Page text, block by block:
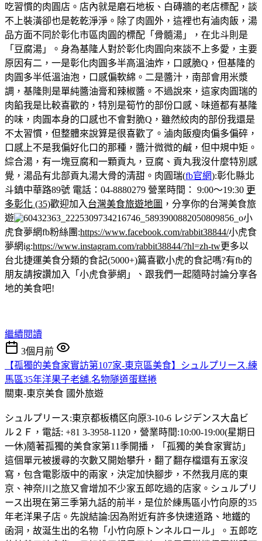
吃習慣的肉圓店。 店內就是磨石地板、白磚牆的老店標配，談
不上裝潢卻也是乾乾淨淨。 除了肉圓外，這裡也有滷肉飯，湯
品方面不同於彰化市區肉圓的標配「骨髓湯」，在北斗則是
「豆腐湯」。 身為基隆人對於彰化肉圓向來談不上多愛，主要
原因有二，一是彰化肉圓多半高溫油炸，口感脆Q，但基隆的
肉圓多半低溫油泡，口感偏軟綿。二是醬汁，南部會用米漿
調，基隆則是單純醬油膏和辣椒醬。不過說來，這家肉圓瑞的
肉餡我是比較喜歡的，特別是筍竹的部份口感、味道都有基隆
的味，肉圓本身的口感也不會對脆Q，雖然絞肉的部份我還是
不太習慣，但整體來說算是很喜歡了。 滷肉飯瘦肉偏多偏碎，
口感上不是我偏好化口的那種，醬汁微微的鹹，但中規中矩。
綜合湯，有一塊豆腐和一顆貢丸，豆腐、貢丸我沒什麼特別感
覺，湯品有北部貢丸湯大骨的清甜。 肉圓瑞(fb官網):彰化縣北
斗鎮中華路89號 電話：04-8880279 營業時間： 9:00～19:30 更
多彰化 (35)歡迎加入 台灣美食旅遊地圖 ，分享你的台灣美食旅
遊
小
虎食夢網fb粉絲團:https://www.facebook.com/rabbit38844/小虎食
夢網ig:https://www.instagram.com/rabbit38844/?hl=zh-tw更多以
台北捷運美食分類的食記(5000+)篇喜歡小虎的食記嗎?有fb的
朋友請按讚加入「小虎食夢網」、跟我們一起隨時討論分享各
地的美食吧!
繼續閱讀
3個月前
【孤獨的美食家實訪第107家-東京區美食】シュルプリース.練
馬區35年洋果子老舖.名物隧道蛋糕捲
關東-東京美食 國外旅遊
シュルプリース:東京都板橋区向原3-10-6 レジデンス大畠ビ
ル２Ｆ，電話: +81 3-3958-1120，營業時間:10:00-19:00(星期日
一休)隨著孤獨的美食家第11季開播，「孤獨的美食家實訪」
這個單元被援尋的次數又開始攀升，翻了翻存檔還有五家沒
寫，包含電影版中的兩家，決定加快腳步，不然我月底的東
京、神奈川之旅又會增加不少家五郎吃過的店家。シュルプリ
ース出現在第三季第九話的前半，是位於練馬區小竹向原的35
年老洋果子店。先說結論:因為附近有許多快速道路、地鐵的
函洞，故涎生出的名物「小竹向原トンネルロール」。五郎吃